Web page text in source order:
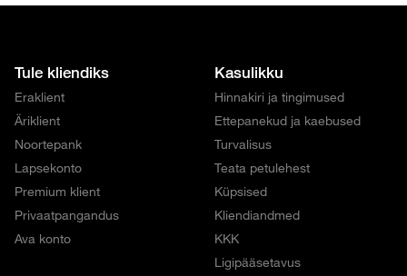
Tule kliendiks
Eraklient
Äriklient
Noortepank
Lapsekonto
Premium klient
Privaatpangandus
Ava konto
Kasulikku
Hinnakiri ja tingimused
Ettepanekud ja kaebused
Turvalisus
Teata petulehest
Küpsised
Kliendiandmed
KKK
Ligipääsetavus